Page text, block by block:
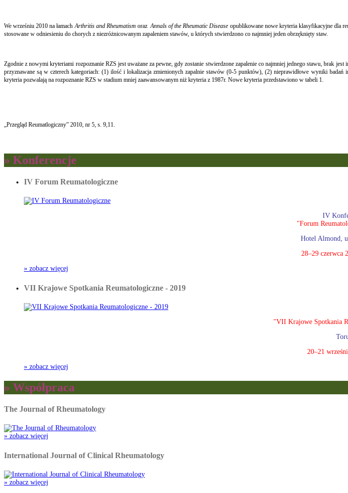
We wrześniu 2010 na łamachArthritis and Rheumatism orazAnnals of the Rheumatic Disease opublikowane nowe kryteria klasyfikacyjne dla
stosowane w odniesieniu do chorych z niezróżnicowanym zapaleniem stawów, u których stwierdzono co najmniej jeden obrzęknięty staw.
Zgodnie z nowymi kryteriami rozpoznanie RZS jest uważane za pewne, gdy zostanie stwierdzone zapalenie co najmniej jednego stawu, brak
przyznawane są w czterech kategoriach: (1) ilość i lokalizacja zmienionych zapalnie stawów (0-5 punktów), (2) nieprawidłowe wyniki
kryteria pozwalają na rozpoznanie RZS w stadium mniej zaawansowanym niż kryteria z 1987r. Nowe kryteria przedstawiono w tabeli 1.
„Przegląd Reumatlogiczny” 2010, nr 5, s. 9,11.
» Konferencje
IV Forum Reumatologiczne
IV
"Forum
Hotel Almond,
28–29 czerwca
» zobacz więcej
VII Krajowe Spotkania Reumatologiczne - 2019
"VII Krajowe Spotkania
20–21
» zobacz więcej
» Współpraca
The Journal of Rheumatology
» zobacz więcej
International Journal of Clinical Rheumatology
» zobacz więcej